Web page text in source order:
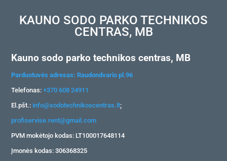
KAUNO SODO PARKO TECHNIKOS
CENTRAS, MB
Kauno sodo parko technikos centras, MB
Parduotuvės adresas: Raudondvario pl.96
Telefonas:+370 608 24911
El.pšt.: info@sodotechnikoscentras.lt;
profiservise.rent@gmail.com
PVM mokėtojo kodas: LT100017648114
Įmonės kodas: 306368325